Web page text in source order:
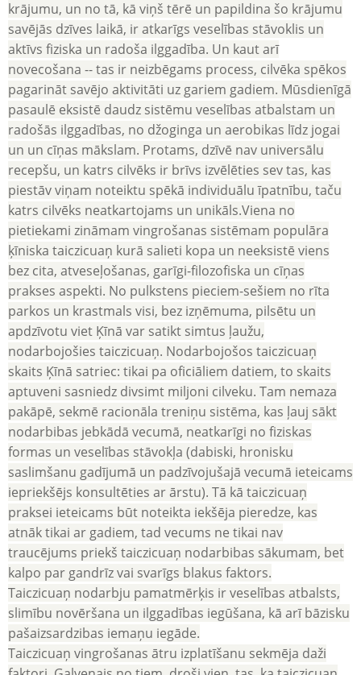
krājumu, un no tā, kā viņš tērē un papildina šo krājumu
savējās dzīves laikā, ir atkarīgs veselības stāvoklis un
aktīvs fiziska un radoša ilggadība. Un kaut arī
novecošana -- tas ir neizbēgams process, cilvēka spēkos
pagarināt savējo aktivitāti uz gariem gadiem. Mūsdienīgā
pasaulē eksistē daudz sistēmu veselības atbalstam un
radošās ilggadības, no džoginga un aerobikas līdz jogai
un un cīņas mākslam. Protams, dzīvē nav universālu
recepšu, un katrs cilvēks ir brīvs izvēlēties sev tas, kas
piestāv viņam noteiktu spēkā individuālu īpatnību, taču
katrs cilvēks neatkartojams un unikāls.Viena no
pietiekami zināmam vingrošanas sistēmam populāra
ķīniska taiczicuaņ kurā salieti kopa un neeksistē viens
bez cita, atveseļošanas, garīgi-filozofiska un cīņas
prakses aspekti. No pulkstens pieciem-sešiem no rīta
parkos un krastmals visi, bez izņēmuma, pilsētu un
apdzīvotu viet Ķīnā var satikt simtus ļaužu,
nodarbojošies taiczicuaņ. Nodarbojošos taiczicuaņ
skaits Ķīnā satriec: tikai pa oficiāliem datiem, to skaits
aptuveni sasniedz divsimt miljoni cilveku. Tam nemaza
pakāpē, sekmē racionāla treniņu sistēma, kas ļauj sākt
nodarbibas jebkādā vecumā, neatkarīgi no fiziskas
formas un veselības stāvokļa (dabiski, hronisku
saslimšanu gadījumā un padzīvojušajā vecumā ieteicams
iepriekšējs konsultēties ar ārstu). Tā kā taiczicuaņ
praksei ieteicams būt noteikta iekšēja pieredze, kas
atnāk tikai ar gadiem, tad vecums ne tikai nav
traucējums priekš taiczicuaņ nodarbibas sākumam, bet
kalpo par gandrīz vai svarīgs blakus faktors.
Taiczicuaņ nodarbju pamatmērķis ir veselības atbalsts,
slimību novēršana un ilggadības iegūšana, kā arī bāzisku
pašaizsardzibas iemaņu iegāde.
Taiczicuaņ vingrošanas ātru izplatīšanu sekmēja daži